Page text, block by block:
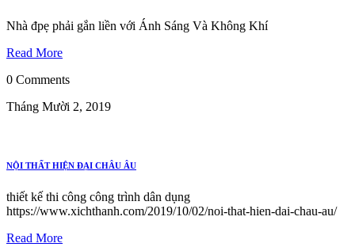
Nhà đpẹ phải gắn liền với Ánh Sáng Và Không Khí
Read More
0 Comments
Tháng Mười 2, 2019
NỘI THẤT HIỆN ĐẠI CHÂU ÂU
thiết kế thi công công trình dân dụng
https://www.xichthanh.com/2019/10/02/noi-that-hien-dai-chau-au/
Read More